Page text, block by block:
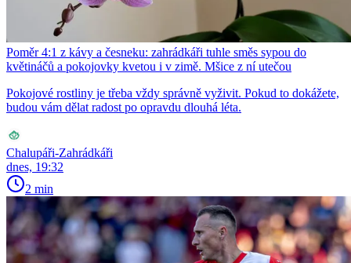
Poměr 4:1 z kávy a česneku: zahrádkáři tuhle směs sypou do
květináčů a pokojovky kvetou i v zimě. Mšice z ní utečou
Pokojové rostliny je třeba vždy správně vyživit. Pokud to dokážete,
budou vám dělat radost po opravdu dlouhá léta.
Chalupáři-Zahrádkáři
dnes, 19:32
2 min